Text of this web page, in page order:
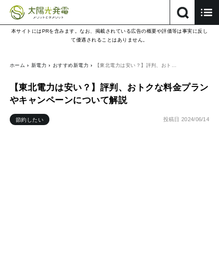
本サイトにはPRを含みます。なお、掲載されている広告の概要や評価等は事実に反し
て優遇されることはありません。
ホーム 新電力 おすすめ新電力 【東北電力は安い？】評判、おト…
【東北電力は安い？】評判、おトクな料金プラン
やキャンペーンについて解説
節約したい 投稿日 2024/06/14